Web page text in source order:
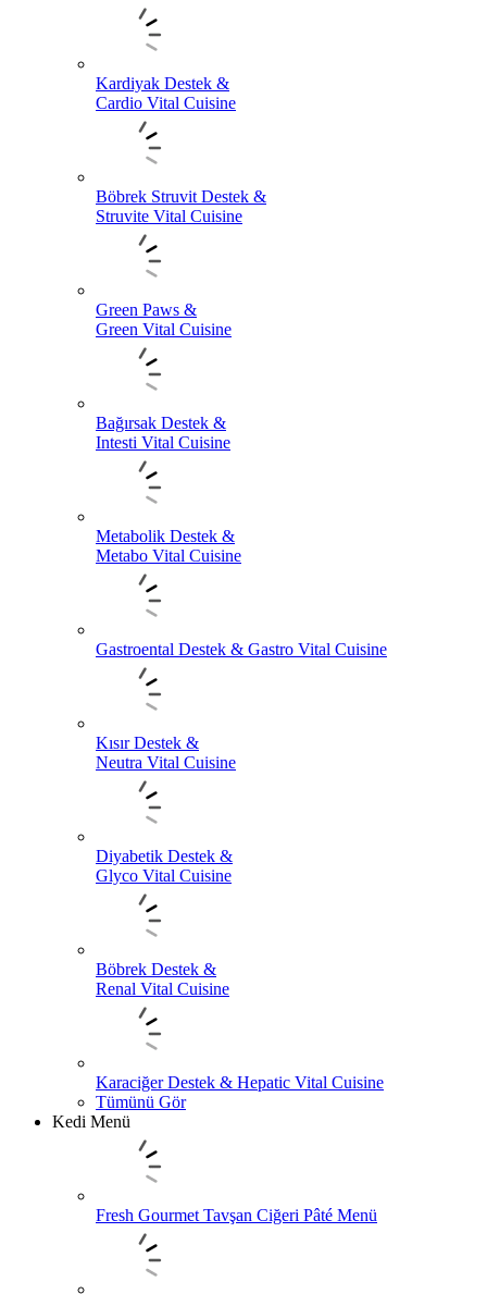
Kardiyak Destek &
Cardio Vital Cuisine
Böbrek Struvit Destek &
Struvite Vital Cuisine
Green Paws &
Green Vital Cuisine
Bağırsak Destek &
Intesti Vital Cuisine
Metabolik Destek &
Metabo Vital Cuisine
Gastroental Destek & Gastro Vital Cuisine
Kısır Destek &
Neutra Vital Cuisine
Diyabetik Destek &
Glyco Vital Cuisine
Böbrek Destek &
Renal Vital Cuisine
Karaciğer Destek & Hepatic Vital Cuisine
Tümünü Gör
Kedi Menü
Fresh Gourmet Tavşan Ciğeri Pâté Menü